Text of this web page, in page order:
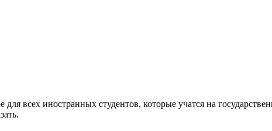
для всех иностранных студентов, которые учатся на